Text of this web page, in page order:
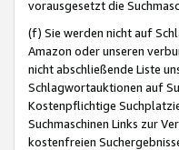
vorausgesetzt die
(f) Sie werden nicht auf
Amazon oder unseren
nicht abschließende Liste
Schlagwortauktionen auf
Kostenpflichtige
Suchmaschinen Links zur
kostenfreien